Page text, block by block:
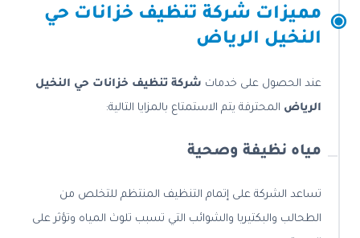
مميزات شركة تنظيف خزانات حي
النخيل الرياض
عند الحصول على خدمات شركة تنظيف خزانات حي النخيل
الرياض المحترفة يتم الاستمتاع بالمزايا التالية:
مياه نظيفة وصحية
تساعد الشركة على إتمام التنظيف المنتظم للتخلص من
الطحالب والبكتيريا والشوائب التي تسبب تلوث المياه وتؤثر على